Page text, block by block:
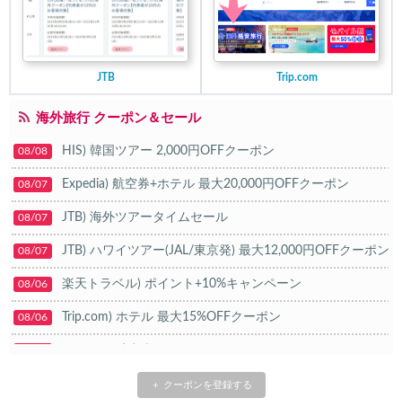
JTB Trip.com
海外旅行 クーポン＆セール
08/08 HIS) 韓国ツアー 2,000円OFFクーポン
08/07 Expedia) 航空券+ホテル 最大20,000円OFFクーポン
08/07 JTB) 海外ツアータイムセール
08/07 JTB) ハワイツアー(JAL/東京発) 最大12,000円OFFクーポン
08/06 楽天トラベル) ポイント+10%キャンペーン
08/06 Trip.com) ホテル 最大15%OFFクーポン
楽天トラベル) 海外ツアー 最大20,000円OFFクーポン
＋ クーポンを登録する